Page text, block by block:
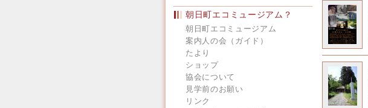
朝日町エコミュージアム？
朝日町エコミュージアム
案内人の会（ガイド）
たより
ショップ
協会について
見学前のお願い
リンク